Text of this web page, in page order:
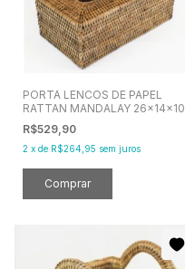
PORTA LENCOS DE PAPEL
RATTAN MANDALAY 26x14x10
R$529,90
2 x de R$264,95 sem juros